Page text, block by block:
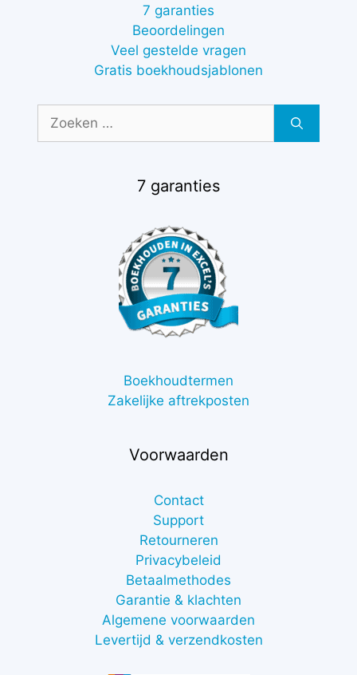
7 garanties
Beoordelingen
Veel gestelde vragen
Gratis boekhoudsjablonen
Zoek
7 garanties
Boekhoudtermen
Zakelijke aftrekposten
Voorwaarden
Contact
Support
Retourneren
Privacybeleid
Betaalmethodes
Garantie & klachten
Algemene voorwaarden
Levertijd & verzendkosten